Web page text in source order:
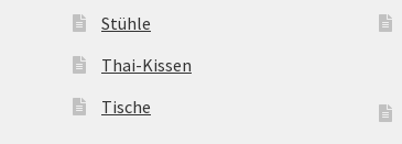
Stühle
Thai-Kissen
Tische